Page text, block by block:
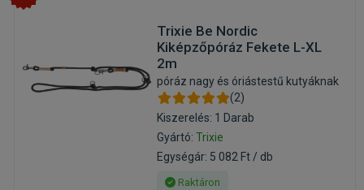
Trixie Be Nordic
Kiképzőpóráz Fekete L-XL
2m
póráz nagy és óriástestű kutyáknak
(2)
Kiszerelés: 1 Darab
Gyártó: Trixie
Egységár: 5 082 Ft / db
Raktáron